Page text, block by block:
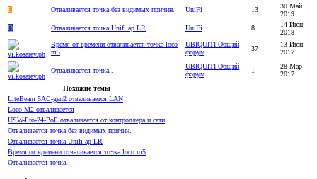
E
Отваливается точка без видимых причин. UniFi 13
30 Май
2019
D
Отваливается точка Unifi ap LR UniFi 8
14 Июн
2018
Время от времени отваливается точка loco
m5
UBIQUITI Общий
форум
37
13 Июн
2017
Отваливается точка..
UBIQUITI Общий
форум
1
28 Мар
2017
Похожие темы
LiteBeam 5AC-gen2 отваливается LAN
Loco M2 отваливается
USW-Pro-24-PoE отваливается от контроллера и сети
Отваливается точка без видимых причин.
Отваливается точка Unifi ap LR
Время от времени отваливается точка loco m5
Отваливается точка..